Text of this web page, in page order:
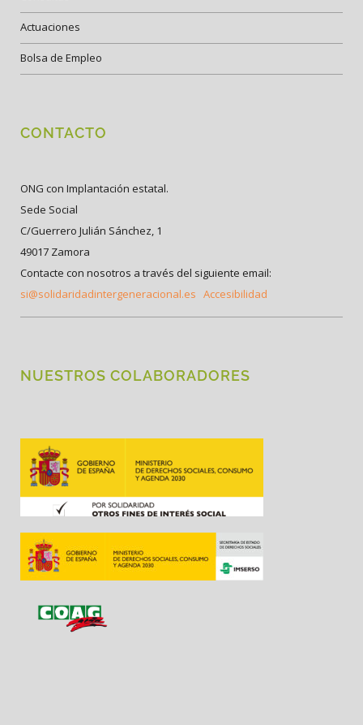
Actuaciones
Bolsa de Empleo
CONTACTO
ONG con Implantación estatal.
Sede Social
C/Guerrero Julián Sánchez, 1
49017 Zamora
Contacte con nosotros a través del siguiente email:
si@solidaridadintergeneracional.es Accesibilidad
NUESTROS COLABORADORES